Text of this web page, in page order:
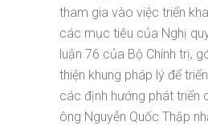
tham gia vào việc triển
các mục tiêu của Nghị
luận 76 của Bộ Chính trị,
thiện khung pháp lý để
các định hướng phát triển
ông Nguyễn Quốc Thập